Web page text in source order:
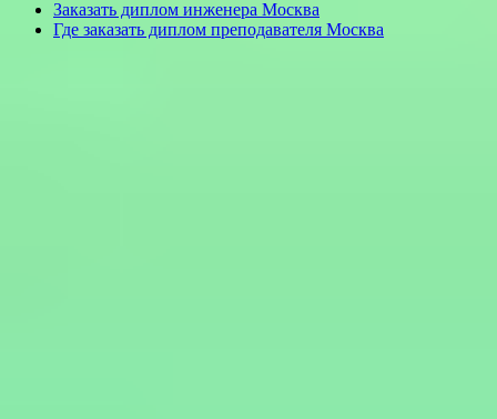
Заказать диплом инженера Москва
Где заказать диплом преподавателя Москва